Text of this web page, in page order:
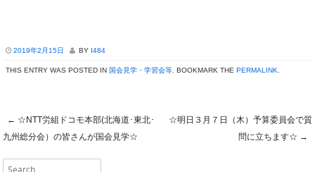
2019年2月15日 BY I484
THIS ENTRY WAS POSTED IN 国会見学・学習会等 . BOOKMARK THE PERMALINK
Post navigation
← ☆NTT労組ドコモ本部(北海道･東北･
九州総分会）の皆さんが国会見学☆
☆明日３月７日（木）予算委員会で質
問に立ちます☆ →
Search